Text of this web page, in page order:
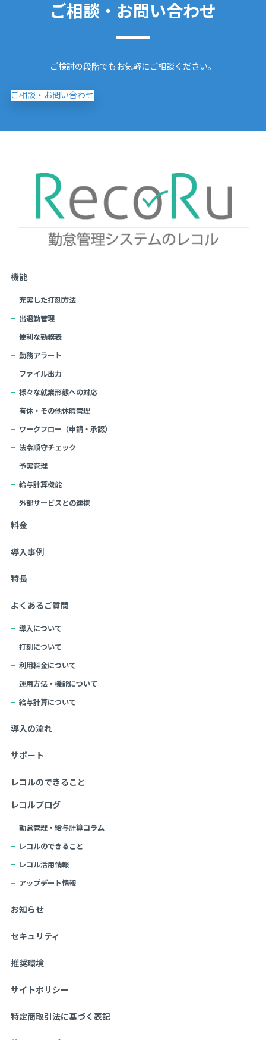
ご相談・お問い合わせ
ご検討の段階でもお気軽にご相談ください。
ご相談・お問い合わせ
機能
充実した打刻方法
出退勤管理
便利な勤務表
勤務アラート
ファイル出力
様々な就業形態への対応
有休・その他休暇管理
ワークフロー（申請・承認）
法令順守チェック
予実管理
給与計算機能
外部サービスとの連携
料金
導入事例
特長
よくあるご質問
導入について
打刻について
利用料金について
運用方法・機能について
給与計算について
導入の流れ
サポート
レコルのできること
レコルブログ
勤怠管理・給与計算コラム
レコルのできること
レコル活用情報
アップデート情報
お知らせ
セキュリティ
推奨環境
サイトポリシー
特定商取引法に基づく表記